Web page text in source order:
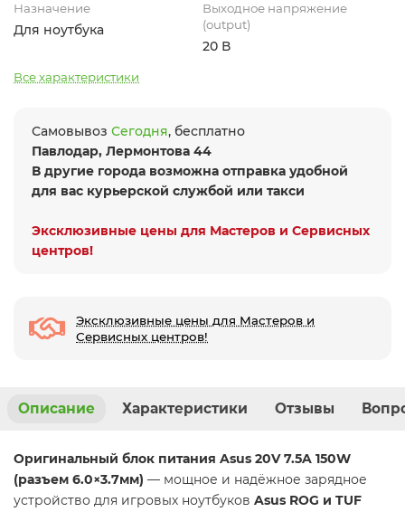
Назначение
Для ноутбука
Выходное напряжение
(output)
20 В
Все характеристики
Самовывоз Сегодня, бесплатно
Павлодар, Лермонтова 44
В другие города возможна отправка удобной
для вас курьерской службой или такси
Эксклюзивные цены для Мастеров и Сервисных
центров!
Эксклюзивные цены для Мастеров и
Сервисных центров!
Описание Характеристики Отзывы
Оригинальный блок питания Asus 20V 7.5A 150W
(разъем 6.0×3.7мм) — мощное и надёжное зарядное
устройство для игровых ноутбуков Asus ROG и TUF